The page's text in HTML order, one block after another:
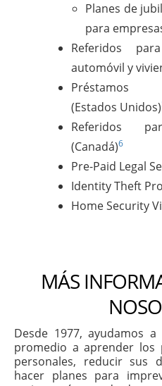
Planes de
para
Referidos
automóvil y
Préstamos
(Estados Unidos)
Referidos
(Canadá)6
Pre-Paid Legal
Identity Theft
Home Security
MÁS
Desde 1977, ayudamos
promedio a aprender los
personales, reducir sus
hacer planes para